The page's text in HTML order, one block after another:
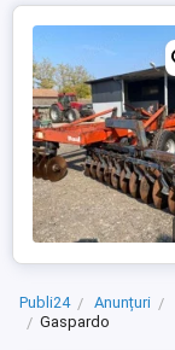
Publi24 Anunțuri
Gaspardo